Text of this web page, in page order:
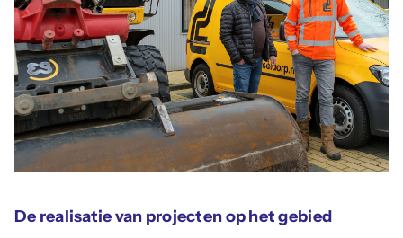
Actueel
Contact
De realisatie van projecten op het gebied